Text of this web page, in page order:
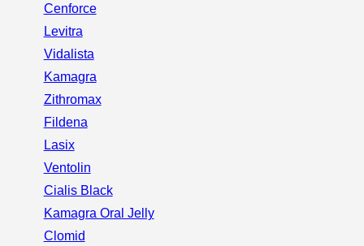
Cenforce
Levitra
Vidalista
Kamagra
Zithromax
Fildena
Lasix
Ventolin
Cialis Black
Kamagra Oral Jelly
Clomid